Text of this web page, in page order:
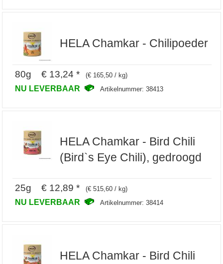
HELA Chamkar - Chilipoeder
80g € 13,24 * (€ 165,50 / kg)
NU LEVERBAAR Artikelnummer: 38413
HELA Chamkar - Bird Chili
(Bird`s Eye Chili), gedroogd
25g € 12,89 * (€ 515,60 / kg)
NU LEVERBAAR Artikelnummer: 38414
HELA Chamkar - Bird Chili